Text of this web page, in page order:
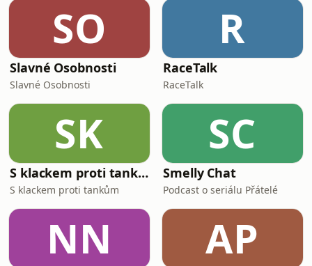
SO
Slavné Osobnosti
Slavné Osobnosti
R
RaceTalk
RaceTalk
SK
S klackem proti tankům
S klackem proti tankům
SC
Smelly Chat
Podcast o seriálu Přátelé
NN AP